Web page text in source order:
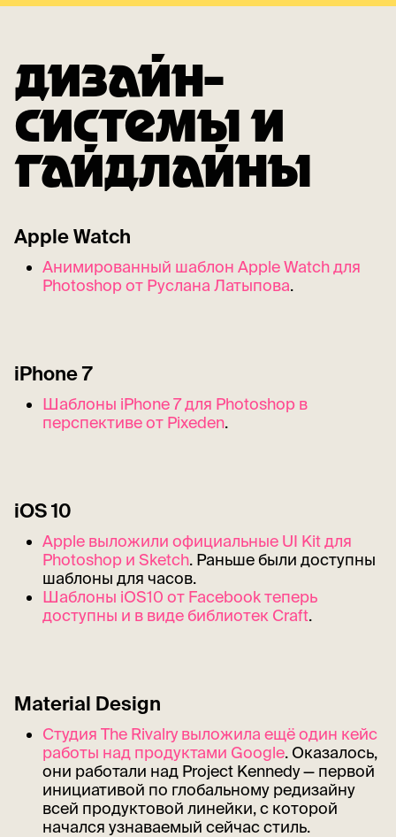
ДИЗАЙН-
СИСТЕМЫ И
ГАЙДЛАЙНЫ
Apple Watch
Анимированный шаблон Apple Watch для
Photoshop от Руслана Латыпова.
iPhone 7
Шаблоны iPhone 7 для Photoshop в
перспективе от Pixeden.
iOS 10
Apple выложили официальные UI Kit для
Photoshop и Sketch. Раньше были доступны
шаблоны для часов.
Шаблоны iOS10 от Facebook теперь
доступны и в виде библиотек Craft.
Material Design
Студия The Rivalry выложила ещё один кейс
работы над продуктами Google. Оказалось,
они работали над Project Kennedy — первой
инициативой по глобальному редизайну
всей продуктовой линейки, с которой
начался узнаваемый сейчас стиль.